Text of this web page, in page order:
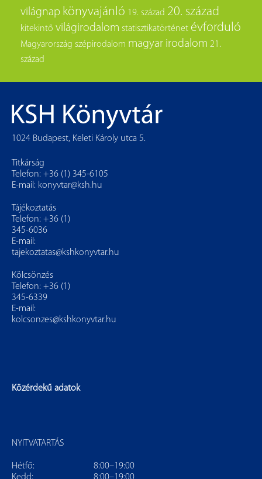
világnap könyvajánló 19. század 20. század
kitekintő világirodalom statisztikatörténet évforduló
Magyarország szépirodalom magyar irodalom 21.
század
1024 Budapest, Keleti Károly utca 5.
Titkárság
Telefon: +36 (1) 345-6105
E-mail: konyvtar@ksh.hu
Tájékoztatás
Telefon: +36 (1)
345-6036
E-mail:
tajekoztatas@kshkonyvtar.hu
Kölcsönzés
Telefon: +36 (1)
345-6339
E-mail:
kolcsonzes@kshkonyvtar.hu
Közérdekű adatok
NYITVATARTÁS
Hétfő:
8:00–19:00